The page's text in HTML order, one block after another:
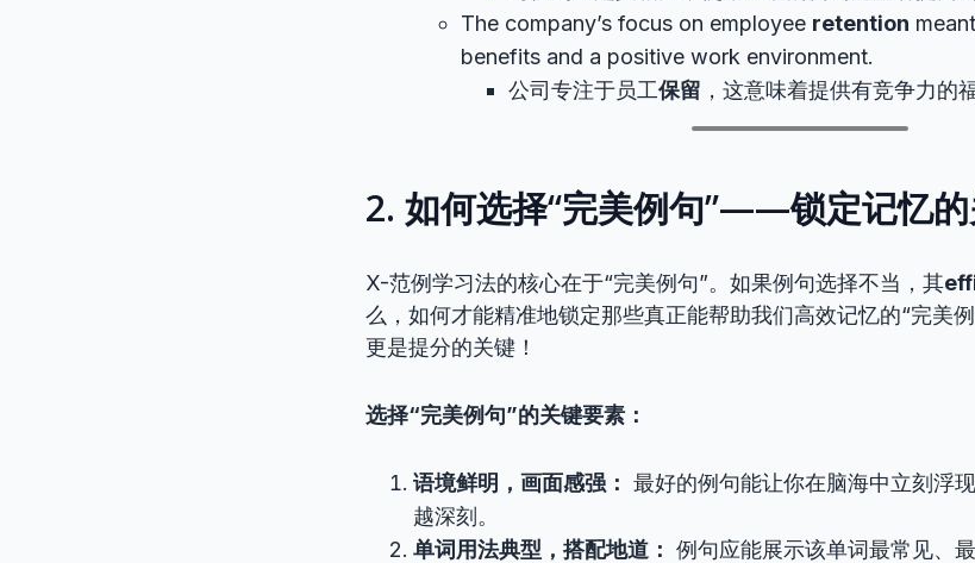
The company’s focus on employee retention
benefits and a positive work environment.
公司专注于员工保留 ，这意味着提供有竞争力的
2. 如何选择“完美例句”——锁定记忆
X-范例学习法的核心在于“完美例句”。如果例句选择不当，其
么，如何才能精准地锁定那些真正能帮助我们高效记忆的“完美
更是提分的关键！
选择“完美例句”的关键要素：
语境鲜明，画面感强： 最好的例句能让你在脑海中立刻浮
越深刻。
单词用法典型，搭配地道： 例句应能展示该单词最常见、